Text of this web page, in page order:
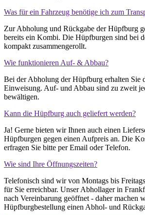
Was für ein Fahrzeug benötige ich zum
Zur Abholung und Rückgabe der Hüpfburg
bereits ein Kombi. Die Hüpfburgen sind bei
kompakt zusammengerollt.
Wie funktionieren Auf- & Abbau?
Bei der Abholung der Hüpfburg erhalten Sie
Einweisung. Auf- und Abbau sind zu zweit
bewältigen.
Kann die Hüpfburg auch geliefert werden?
Ja! Gerne bieten wir Ihnen auch einen
Hüpfburgen gegen einen Aufpreis an. Die
erfragen Sie bitte per Email oder Telefon.
Wie sind Ihre Öffnungszeiten?
Telefonisch sind wir von Montags bis
für Sie erreichbar. Unser Abhollager in
nach Vereinbarung geöffnet - daher machen
Hüpfburgbestellung einen Abhol- und